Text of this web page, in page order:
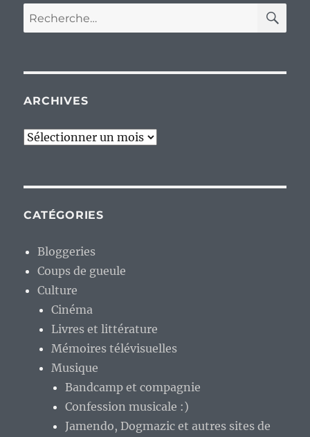
Recherche
pour :
ARCHIVES
Archives
CATÉGORIES
Bloggeries
Coups de gueule
Culture
Cinéma
Livres et littérature
Mémoires télévisuelles
Musique
Bandcamp et compagnie
Confession musicale :)
Jamendo, Dogmazic et autres sites de